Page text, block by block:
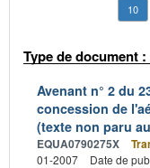
10
Type de document
Avenant n° 2 du
concession de
(texte non paru
EQUA0790275X
01-2007
Date de